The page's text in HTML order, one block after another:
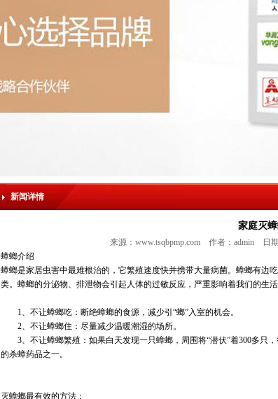
新闻详情
家庭灭
来源：www.tsqbpmp.com 作者：admin 日
蟑螂介绍
蟑螂是家居虫害中最难根治的，它繁殖速度快并携带大量病菌。蟑螂有边
类。蟑螂的分泌物、排泄物会引起人体的过敏反应，严重影响着我们的生
1、不让蟑螂吃：断绝蟑螂的食源，减少引“螂”入室的机会。
2、不让蟑螂住：尽量减少温暖潮湿的场所。
3、不让蟑螂繁殖：如果白天发现一只蟑螂，周围将“潜伏”着300多只
的杀蟑药品之一。
灭蟑螂最有效的方法：